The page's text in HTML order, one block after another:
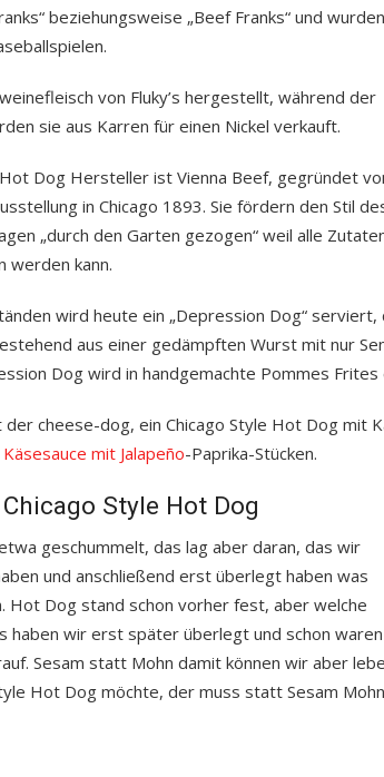
beziehungsweise „Beef Franks“ und
von Fluky’s hergestellt, während der
sie aus Karren für einen Nickel verkauft.
Dog Hersteller ist Vienna Beef, gegründet
in Chicago 1893. Sie fördern den Stil
„durch den Garten gezogen“ weil alle
werden kann.
wird heute ein „Depression Dog“ serviert,
aus einer gedämpften Wurst mit nur
Dog wird in handgemachte Pommes Frites
cheese-dog, ein Chicago Style Hot Dog mit
mit Jalapeño-Paprika-Stücken.
Style Hot Dog
geschummelt, das lag aber daran, das wir
und anschließend erst überlegt haben was
Hot Dog stand schon vorher fest, aber welche
haben wir erst später überlegt und schon
Sesam statt Mohn damit können wir aber
Hot Dog möchte, der muss statt Sesam